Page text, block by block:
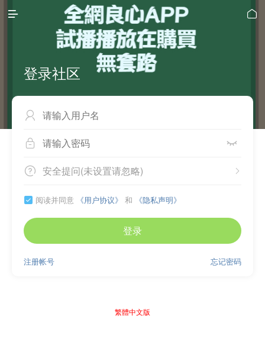
 
登录社区

 
 
安全提问(未设置请忽略)
 阅读并同意 《用户协议》 和 《隐私声明》
登录
忘记密码
注册帐号
繁體中文版